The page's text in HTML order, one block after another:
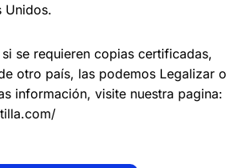
Unidos.
se requieren copias certificadas,
otro país, las podemos Legalizar o
información, visite nuestra pagina: